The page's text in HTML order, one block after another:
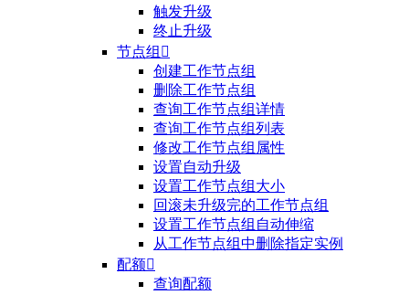
触发升级
终止升级
节点组 
创建工作节点组
删除工作节点组
查询工作节点组详情
查询工作节点组列表
修改工作节点组属性
设置自动升级
设置工作节点组大小
回滚未升级完的工作节点组
设置工作节点组自动伸缩
从工作节点组中删除指定实例
配额
查询配额